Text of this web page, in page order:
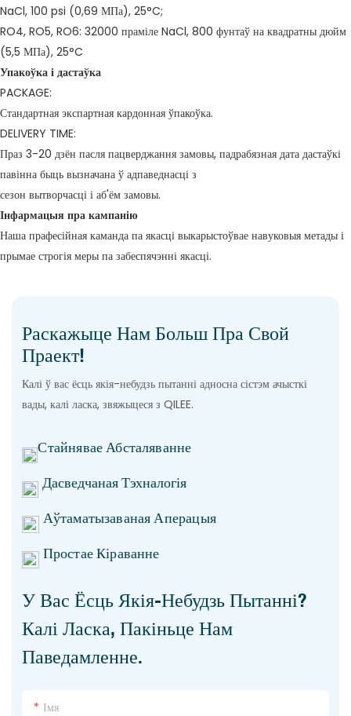
NaCl, 100 psi (0,69 МПа), 25°C;
RO4, RO5, RO6: 32000 праміле NaCl, 800 фунтаў на квадратны дюйм
(5,5 МПа), 25°C
Упакоўка і дастаўка
PACKAGE:
Стандартная экспартная кардонная ўпакоўка.
DELIVERY TIME:
Праз 3-20 дзён пасля пацверджання замовы, падрабязная дата дастаўкі
павінна быць вызначана ў адпаведнасці з
сезон вытворчасці і аб'ём замовы.
Інфармацыя пра кампанію
Наша прафесійная каманда па якасці выкарыстоўвае навуковыя метады і
прымае строгія меры па забеспячэнні якасці.
Раскажыце Нам Больш Пра Свой
Праект!
Калі ў вас ёсць якія-небудзь пытанні адносна сістэм ачысткі
вады, калі ласка, звяжыцеся з QILEE.
Стайнявае Абсталяванне
Дасведчаная Тэхналогія
Аўтаматызаваная Аперацыя
Простае Кіраванне
У Вас Ёсць Якія-Небудзь Пытанні?
Калі Ласка, Пакіньце Нам
Паведамленне.
Імя